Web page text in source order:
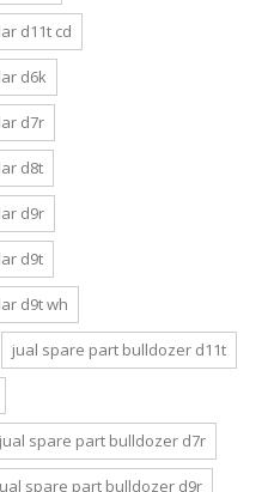
d11t cd
d6k
d7r
d8t
d9r
d9t
d9t wh
jual spare part bulldozer d11t
jual spare part bulldozer d7r
spare part bulldozer d9r